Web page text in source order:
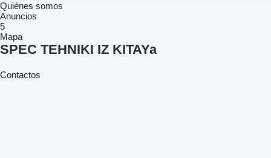
Quiénes somos
Anuncios
5
Mapa
SPEC TEHNIKI IZ KITAYa
Contactos